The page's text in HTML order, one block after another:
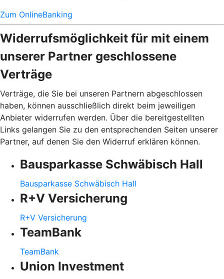
Zum OnlineBanking
Widerrufsmöglichkeit für mit einem
unserer Partner geschlossene
Verträge
Verträge, die Sie bei unseren Partnern abgeschlossen
haben, können ausschließlich direkt beim jeweiligen
Anbieter widerrufen werden. Über die bereitgestellten
Links gelangen Sie zu den entsprechenden Seiten unserer
Partner, auf denen Sie den Widerruf erklären können.
Bausparkasse Schwäbisch Hall
Bausparkasse Schwäbisch Hall
R+V Versicherung
R+V Versicherung
TeamBank
TeamBank
Union Investment